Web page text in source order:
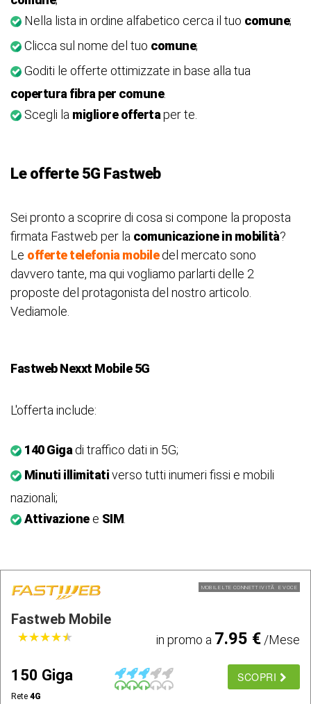
Nella lista in ordine alfabetico cerca il tuo comune;
Clicca sul nome del tuo comune;
Goditi le offerte ottimizzate in base alla tua
copertura fibra per comune.
Scegli la migliore offertaper te.
Le offerte 5G Fastweb
Sei pronto a scoprire di cosa si compone la proposta
firmata Fastweb per la comunicazione in mobilità?
Le offerte telefonia mobiledel mercato sono
davvero tante, ma qui vogliamo parlarti delle 2
proposte del protagonista del nostro articolo.
Vediamole.
Fastweb Nexxt Mobile 5G
L'offerta include:
140 Giga di traffico dati in 5G;
Minuti illimitativerso tutti inumeri fissi e mobili
nazionali;
Attivazionee SIM
MOBILE LTE CONNETTIVITÃ E VOCE
Fastweb Mobile
★★★★★
★★★★★ in promo a 7.95 €/Mese
150 Giga
Rete 4G
SCOPRI